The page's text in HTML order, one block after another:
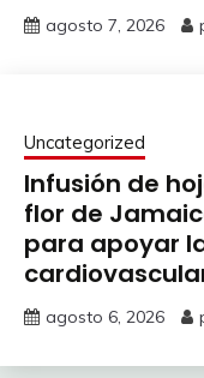
agosto 7, 2026
Uncategorized
Infusión de
flor de
para apoyar
agosto 6, 2026